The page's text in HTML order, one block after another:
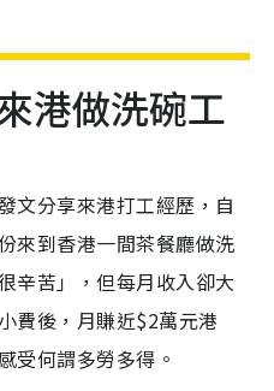
港做洗碗工
文分享來港打工經歷，自
來到香港一間茶餐廳做洗
辛苦」，但每月收入卻大
費後，月賺近$2萬元港
受何謂多勞多得。